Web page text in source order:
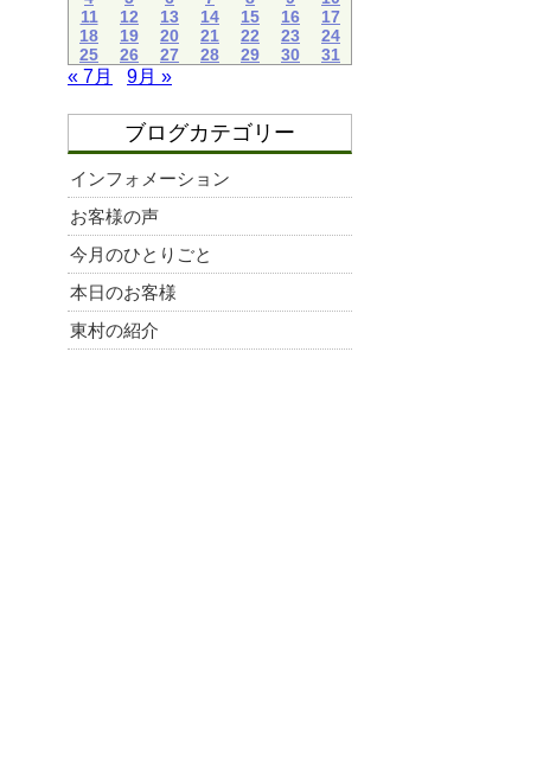
11
12 13 14 15 16
17
18
19 20 21 22 23
24
25
26 27 28 29 30 31
« 7月 9月 »
ブログカテゴリー
インフォメーション
お客様の声
今月のひとりごと
本日のお客様
東村の紹介